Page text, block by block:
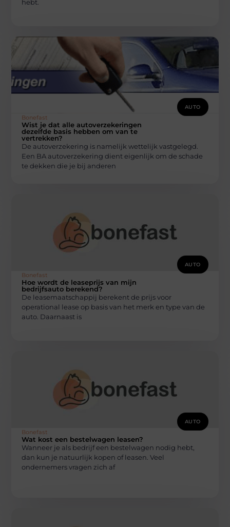
hebt.
AUTO
Bonefast
Wist je dat alle autoverzekeringen
dezelfde basis hebben om van te
vertrekken?
De autoverzekering is namelijk wettelijk vastgelegd.
Een BA autoverzekering dient eigenlijk om de schade
te dekken die je bij anderen
AUTO
Bonefast
Hoe wordt de leaseprijs van mijn
bedrijfsauto berekend?
De leasemaatschappij berekent de prijs voor
operational lease op basis van het merk en type van de
auto. Daarnaast is
AUTO
Bonefast
Wat kost een bestelwagen leasen?
Wanneer je als bedrijf een bestelwagen nodig hebt,
dan kun je natuurlijk kopen of leasen. Veel
ondernemers vragen zich af